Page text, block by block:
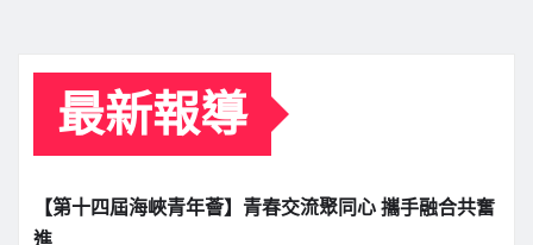
最新報導
【第十四屆海峽青年薈】青春交流聚同心 攜手融合共奮
進